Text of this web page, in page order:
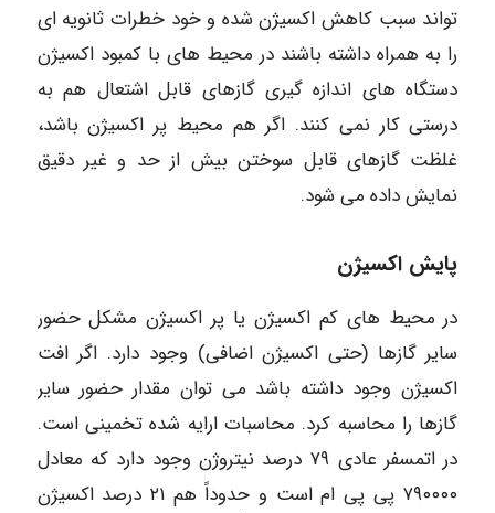
تواند سبب کاهش اکسیژن شده و خود خطرات ثانویه ای
را به همراه داشته باشند در محیط های با کمبود اکسیژن
دستگاه های اندازه گیری گازهای قابل اشتعال هم به
درستی کار نمی کنند. اگر هم محیط پر اکسیژن باشد،
غلظت گازهای قابل سوختن بیش از حد و غیر دقیق
نمایش داده می شود.
پایش اکسیژن
در محیط های کم اکسیژن یا پر اکسیژن مشکل حضور
سایر گازها (حتی اکسیژن اضافی) وجود دارد. اگر افت
اکسیژن وجود داشته باشد می توان مقدار حضور سایر
گازها را محاسبه کرد. محاسبات ارایه شده تخمینی است.
در اتمسفر عادی ۷۹ درصد نیتروژن وجود دارد که معادل
۷۹۰۰۰۰ پی پی ام است و حدوداً هم ۲۱ درصد اکسیژن